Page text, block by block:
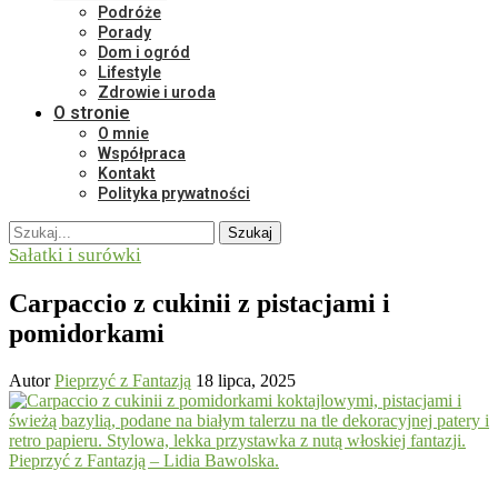
Podróże
Porady
Dom i ogród
Lifestyle
Zdrowie i uroda
O stronie
O mnie
Współpraca
Kontakt
Polityka prywatności
Szukaj
Sałatki i surówki
Carpaccio z cukinii z pistacjami i
pomidorkami
AutorPieprzyć z Fantazją 18 lipca, 2025